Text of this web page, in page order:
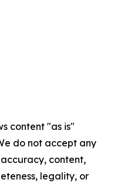
content "as is"
do not accept any
content,
legality, or